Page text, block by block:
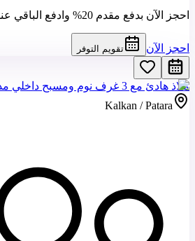
احجز الآن بدفع مقدم 20% وادفع الباقي عند الوصول إلى الفيلا!
احجز الآن تقويم التوفر
ملاذ هادئ مع 3 غرف نوم ومسبح داخلي مدفأ وساونا في باتارا
Kalkan / Patara